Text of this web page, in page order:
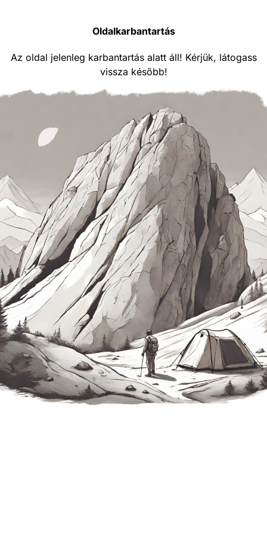
Oldalkarbantartás
Az oldal jelenleg karbantartás alatt áll! Kérjük, látogass
vissza később!